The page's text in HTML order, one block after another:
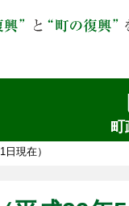
現在）